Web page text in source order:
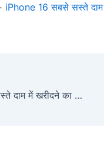
iPhone 16 सबसे सस्ते दाम
iPhone 16 सबसे सस्ते दाम में खरीदने का आखिरी मौका, 2 अक्टूबर को खत्म हो रही Flipkart सेल